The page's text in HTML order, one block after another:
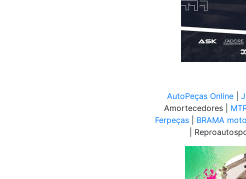
AutoPeças Online|
Amortecedores |
Ferpeças| BRAMA
|